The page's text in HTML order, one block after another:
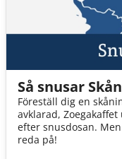
Så snusar
Föreställ dig en
avklarad,
efter snusdosan.
reda på!